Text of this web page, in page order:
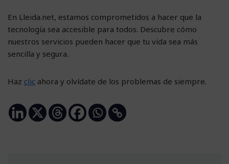
En Lleida.net, estamos comprometidos a hacer que la
tecnología sea accesible para todos. Descubre cómo
nuestros servicios pueden hacer que tu vida sea más
sencilla y segura.
Haz clic ahora y olvídate de los problemas de siempre.